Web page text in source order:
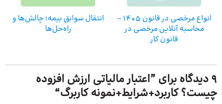
انواع مرخصی در قانون 1405 –
محاسبه آنلاین مرخصی در
قانون کار
انتقال سوابق بیمه؛ چالش‌ها و
راه‌حل‌ها
9 دیدگاه برای ”
اعتبار مالیاتی ارزش افزوده
چیست؟ کاربرد+شرایط+نمونه کاربرگ“